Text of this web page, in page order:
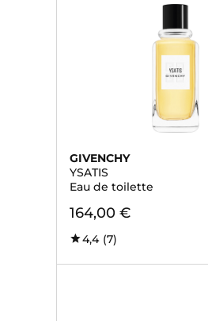
GIVENCHY
YSATIS
Eau de toilette
164,00 €
4,4 (7)